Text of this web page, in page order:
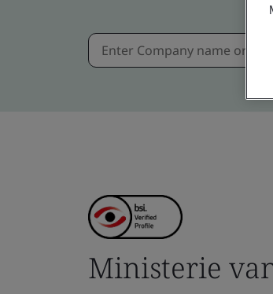
Ministerie